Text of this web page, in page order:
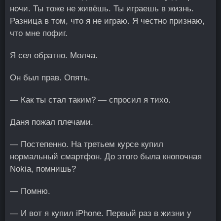
ночи. Ты тоже не живёшь. Ты играешь в жизнь.
Разница в том, что я не играю. Я честно признаю,
что мне пофиг.
Я сел обратно. Молча.
Он был прав. Опять.
— Как ты стал таким? — спросил я тихо.
Даня пожал плечами.
— Постепенно. На третьем курсе купил
нормальный смартфон. До этого была кнопочная
Nokia, помнишь?
— Помню.
— И вот я купил iPhone. Первый раз в жизни у